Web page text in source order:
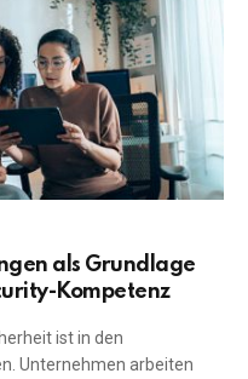
als Grundlage
Kompetenz
ist in den
Unternehmen arbeiten